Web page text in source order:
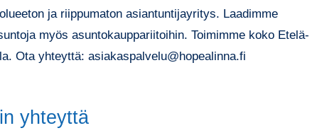
ja riippumaton asiantuntijayritys. Laadimme
myös asuntokauppariitoihin. Toimimme koko Etelä-
Ota yhteyttä: asiakaspalvelu@hopealinna.fi
yhteyttä